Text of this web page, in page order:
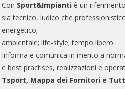
Con Sport&Impianti è un
sia tecnico, ludico che
energetico;
ambientale; life-style; tempo libero.
Informa e comunica in merito a
e best practises, realizzazioni e
Tsport, Mappa dei Fornitori e